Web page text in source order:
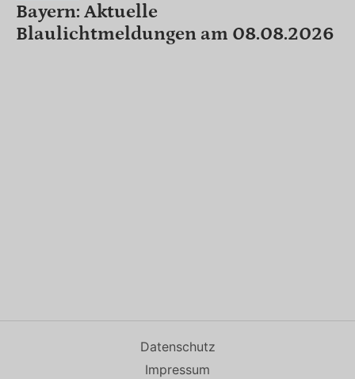
Bayern: Aktuelle
Blaulichtmeldungen am 08.08.2026
Datenschutz
Impressum